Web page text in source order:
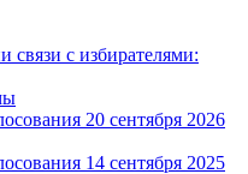
связи с избирателями:
20 сентября 2026
14 сентября 2025